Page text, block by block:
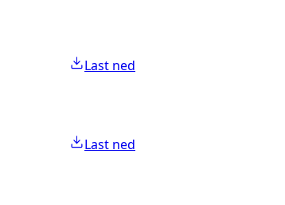
Last ned
Last ned